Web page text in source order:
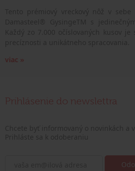
viac »
Prihlásenie do newslettra